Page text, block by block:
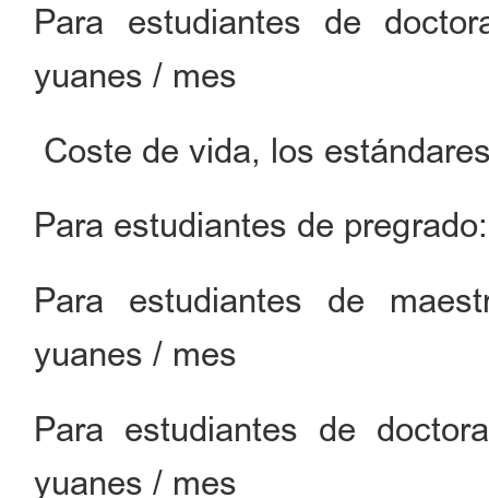
Para estudiantes de
yuanes / mes
Coste de vida, los
Para estudiantes de
Para estudiantes de
yuanes / mes
Para estudiantes de
yuanes / mes